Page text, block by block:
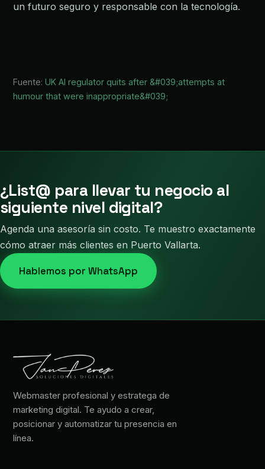
un futuro seguro y responsable con la tecnología.
Fuente: UK AI regulator quits after &#039;attempts at
humour that were inappropriate&#039;
¿List@ para llevar tu negocio al
siguiente nivel digital?
Agenda una asesoría sin costo. Te muestro exactamente
cómo atraer más clientes en Puerto Vallarta.
Hablemos por WhatsApp
Webmaster profesional y estratega de
marketing digital. Te ayudo a crear,
posicionar y automatizar tu presencia en
línea.